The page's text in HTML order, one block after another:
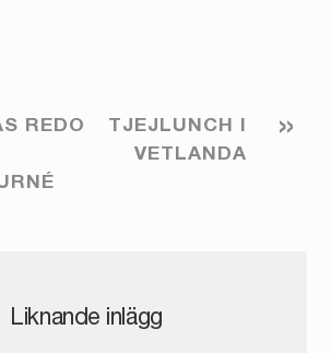
REDO
»
TJEJLUNCH I
VETLANDA
Liknande inlägg